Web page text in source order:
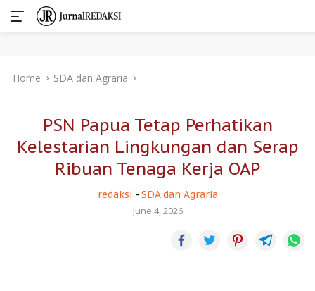
Home SDA dan Agraria
PSN Papua Tetap Perhatikan
Kelestarian Lingkungan dan Serap
Ribuan Tenaga Kerja OAP
redaksi - SDA dan Agraria
June 4, 2026